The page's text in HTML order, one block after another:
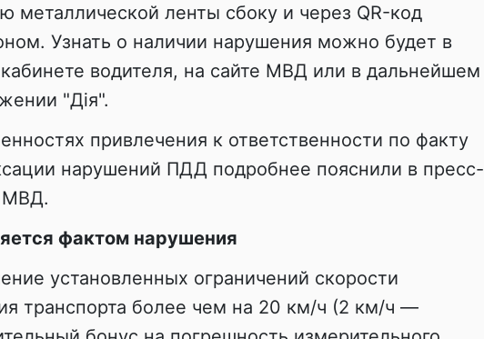
металлической ленты сбоку и через QR-код
Узнать о наличии нарушения можно будет в
водителя, на сайте МВД или в дальнейшем
"Дія".
привлечения к ответственности по факту
нарушений ПДД подробнее пояснили в пресс-
МВД.
фактом нарушения
установленных ограничений скорости
транспорта более чем на 20 км/ч (2 км/ч —